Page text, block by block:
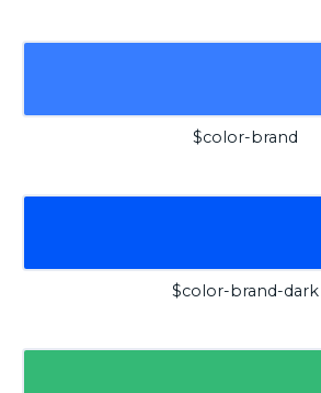
$color-brand
$color-brand-dark